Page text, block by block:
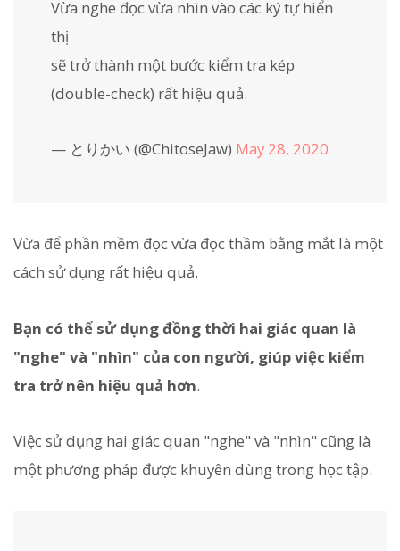
Vừa nghe đọc vừa nhìn vào các ký tự hiển
thị
sẽ trở thành một bước kiểm tra kép
(double-check) rất hiệu quả.
— とりかい (@ChitoseJaw) May 28, 2020
Vừa để phần mềm đọc vừa đọc thầm bằng mắt là một
cách sử dụng rất hiệu quả.
Bạn có thể sử dụng đồng thời hai giác quan là
"nghe" và "nhìn" của con người, giúp việc kiểm
tra trở nên hiệu quả hơn.
Việc sử dụng hai giác quan "nghe" và "nhìn" cũng là
một phương pháp được khuyên dùng trong học tập.